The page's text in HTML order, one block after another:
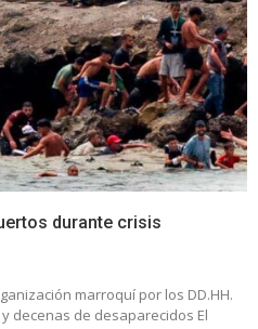
durante crisis
marroquí por los DD.HH.
decenas de desaparecidos El